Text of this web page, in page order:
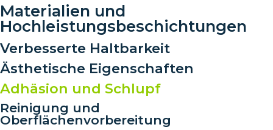
Materialien und
Hochleistungsbeschichtungen
Verbesserte Haltbarkeit
Ästhetische Eigenschaften
Adhäsion und Schlupf
Reinigung und
Oberflächenvorbereitung